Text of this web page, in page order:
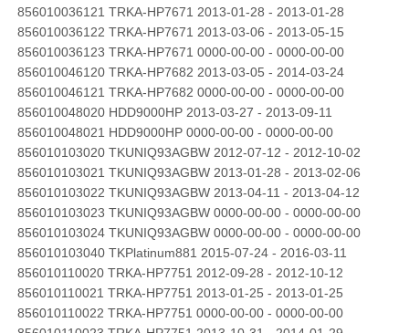
856010036121 TRKA-HP7671 2013-01-28 - 2013-01-28
856010036122 TRKA-HP7671 2013-03-06 - 2013-05-15
856010036123 TRKA-HP7671 0000-00-00 - 0000-00-00
856010046120 TRKA-HP7682 2013-03-05 - 2014-03-24
856010046121 TRKA-HP7682 0000-00-00 - 0000-00-00
856010048020 HDD9000HP 2013-03-27 - 2013-09-11
856010048021 HDD9000HP 0000-00-00 - 0000-00-00
856010103020 TKUNIQ93AGBW 2012-07-12 - 2012-10-02
856010103021 TKUNIQ93AGBW 2013-01-28 - 2013-02-06
856010103022 TKUNIQ93AGBW 2013-04-11 - 2013-04-12
856010103023 TKUNIQ93AGBW 0000-00-00 - 0000-00-00
856010103024 TKUNIQ93AGBW 0000-00-00 - 0000-00-00
856010103040 TKPlatinum881 2015-07-24 - 2016-03-11
856010110020 TRKA-HP7751 2012-09-28 - 2012-10-12
856010110021 TRKA-HP7751 2013-01-25 - 2013-01-25
856010110022 TRKA-HP7751 0000-00-00 - 0000-00-00